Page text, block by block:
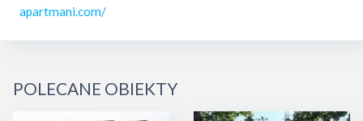
apartmani.com/
POLECANE OBIEKTY